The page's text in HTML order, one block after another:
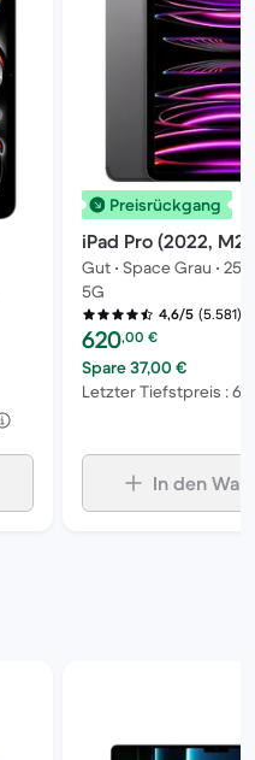
Preisrückgang
iPad Pro (2022, M2
Gut • Space Grau • 256
5G
4,6/5 (5.581)
Preis des erneuerten
620,00 €
Spare 37,00 €
Letzter Tiefstpreis :
In den